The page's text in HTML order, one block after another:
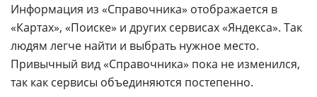
Информация из «Справочника» отображается в
«Картах», «Поиске» и других сервисах «Яндекса». Так
людям легче найти и выбрать нужное место.
Привычный вид «Справочника» пока не изменился,
так как сервисы объединяются постепенно.